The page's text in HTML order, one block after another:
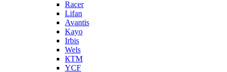
Racer
Lifan
Avantis
Kayo
Irbis
Wels
КТМ
YCF